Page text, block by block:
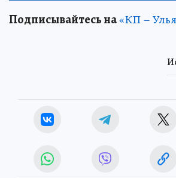
Подписывайтесь на«КП –